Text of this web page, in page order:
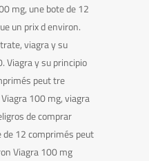
mg, une bote de 12
un prix d environ.
viagra y su
Viagra y su principio
peut tre
100 mg, viagra
de comprar
de 12 comprimés peut
Viagra 100 mg